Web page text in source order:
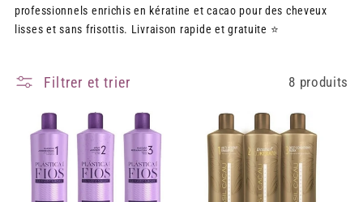
professionnels enrichis en kératine et cacao pour des cheveux
lisses et sans frisottis. Livraison rapide et gratuite ⭐
Filtrer et trier 8 produits